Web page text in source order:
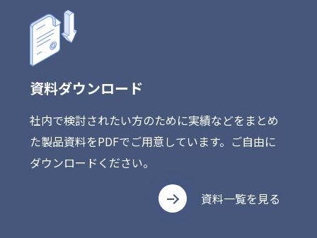
資料ダウンロード
社内で検討されたい方のために実績などをまとめ
た製品資料をPDFでご用意しています。ご自由に
ダウンロードください。
資料一覧を見る